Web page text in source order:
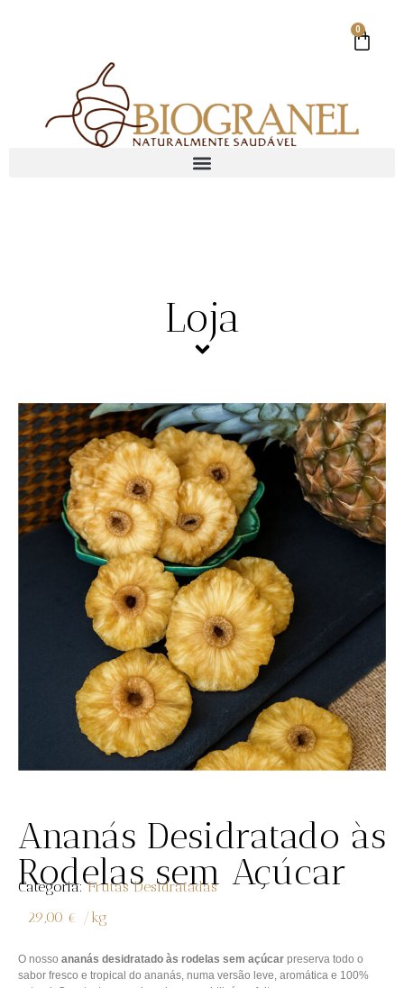
0
Loja
Ananás Desidratado às
Rodelas sem Açúcar
Categoria:Frutas Desidratadas
29,00 € /kg
O nosso ananás desidratado às rodelas sem açúcar preserva todo o
sabor fresco e tropical do ananás, numa versão leve, aromática e 100%